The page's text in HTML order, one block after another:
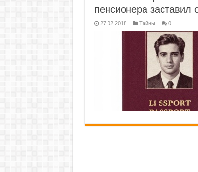
пенсионера заставил
27.02.2018 Тайны 0